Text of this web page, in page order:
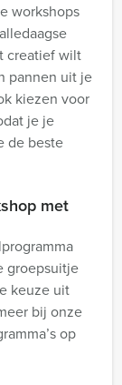
workshops
creatief wilt
pannen uit je
kiezen voor
je je
de beste
met
groepsuitje
keuze uit
bij onze
op